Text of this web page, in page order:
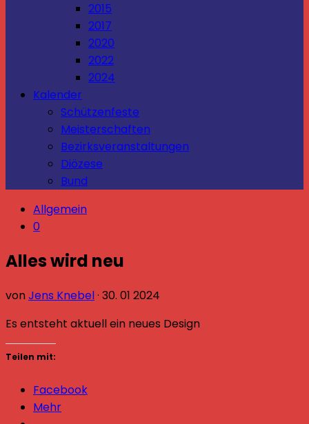
2015
2017
2020
2022
2024
Kalender
Schützenfeste
Meisterschaften
Bezirksveranstaltungen
Diözese
Bund
Allgemein
0
Alles wird neu
vonJens Knebel· 30. 01 2024
Es entsteht aktuell ein neues Design
Teilen mit:
Facebook
Mehr